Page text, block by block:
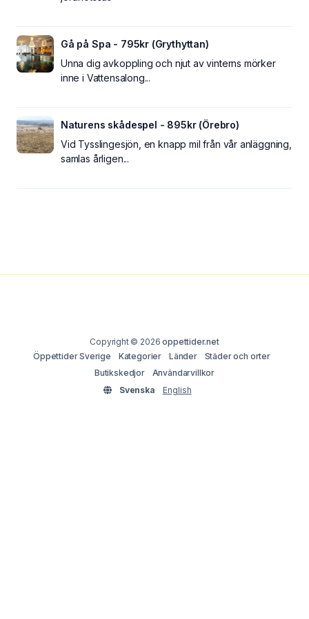
Gå på Spa - 795kr (Grythyttan)
Unna dig avkoppling och njut av vinterns mörker
inne i Vattensalong...
Naturens skådespel - 895kr (Örebro)
Vid Tysslingesjön, en knapp mil från vår anläggning,
samlas årligen...
Copyright © 2026oppettider.net
Öppettider Sverige
Kategorier Länder
Städer och orter
Butikskedjor
Användarvillkor
Svenska
English